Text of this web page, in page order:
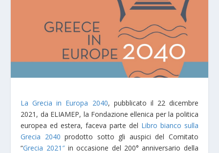
La Grecia in Europa 2040, pubblicato il 22 dicembre
2021, da ELIAMEP, la Fondazione ellenica per la politica
europea ed estera, faceva parte del Libro bianco sulla
Grecia 2040 prodotto sotto gli auspici del Comitato
“Grecia 2021″in occasione del 200° anniversario della